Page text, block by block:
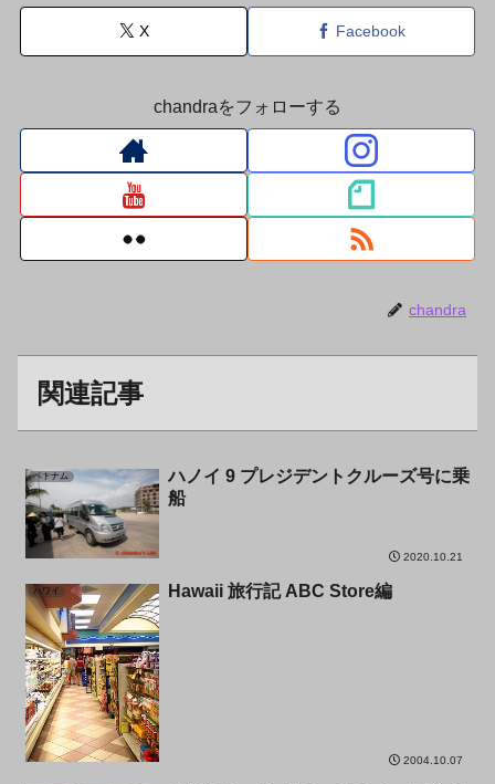
X Facebook
chandraをフォローする
chandra
関連記事
ベトナム
ハノイ 9 プレジデントクルーズ号に乗
船
2020.10.21
ハワイ Hawaii 旅行記 ABC Store編
2004.10.07